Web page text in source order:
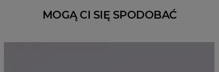
MOGĄ CI SIĘ SPODOBAĆ